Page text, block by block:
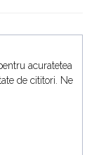
acuratetea
de cititori. Ne